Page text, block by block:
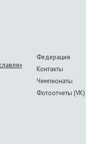
Федерация
Контакты
Чемпионаты
Фотоотчеты (VK)